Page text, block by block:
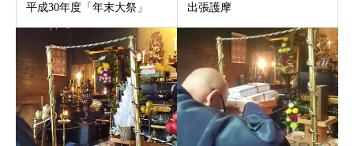
平成30年度「年末大祭」 出張護摩